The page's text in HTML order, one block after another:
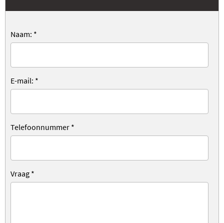
Naam: *
E-mail: *
Telefoonnummer *
Vraag *